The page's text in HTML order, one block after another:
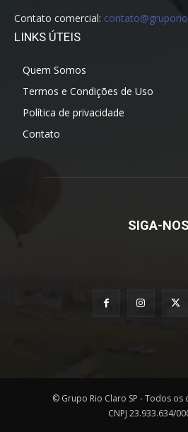
Contato comercial:
LINKS ÚTEIS
Quem Somos
Termos e Condições de Uso
Política de privacidade
Contato
SIGA-NOS
© Grupo Rio Claro SP - Todos
CNPJ 23.933.634/